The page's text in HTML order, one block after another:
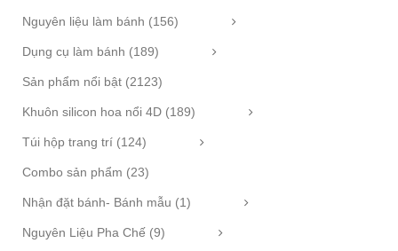
Nguyên liệu làm bánh (156)
Dụng cụ làm bánh (189)
Sản phẩm nổi bật (2123)
Khuôn silicon hoa nổi 4D (189)
Túi hộp trang trí (124)
Combo sản phẩm (23)
Nhận đặt bánh- Bánh mẫu (1)
Nguyên Liệu Pha Chế (9)